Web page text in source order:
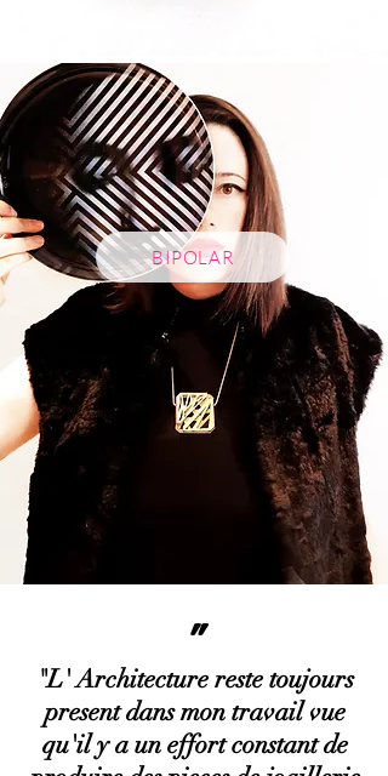
BIPOLAR
"L' Architecture reste toujours
present dans mon travail vue
qu'il y a un effort constant de
"